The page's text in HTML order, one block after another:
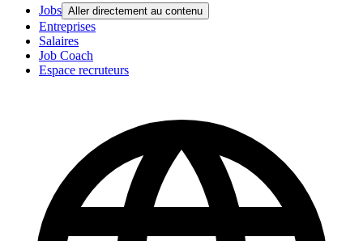
Jobs Aller directement au contenu
Entreprises
Salaires
Job Coach
Espace recruteurs